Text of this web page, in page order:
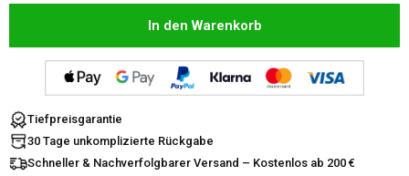
In den Warenkorb
Tiefpreisgarantie
30 Tage unkomplizierte Rückgabe
Schneller & Nachverfolgbarer Versand – Kostenlos ab 200 €